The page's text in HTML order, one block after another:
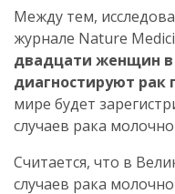
Между тем,
журнале Nature
двадцати женщин
диагностируют рак
мире будет
случаев рака
Считается, что в
случаев рака